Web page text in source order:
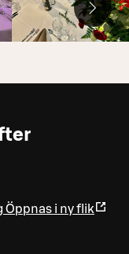
Öppnas i ny flik